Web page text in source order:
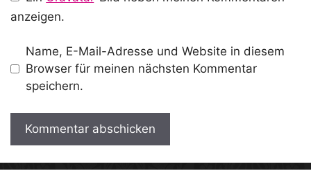
anzeigen.
Name, E-Mail-Adresse und Website in diesem
Browser für meinen nächsten Kommentar
speichern.
A